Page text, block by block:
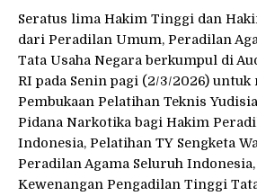
Seratus lima Hakim Tinggi dan
dari Peradilan Umum, Peradilan
Tata Usaha Negara berkumpul di
RI pada Senin pagi (2/3/2026)
Pembukaan Pelatihan Teknis
Pidana Narkotika bagi Hakim
Indonesia, Pelatihan TY Sengketa
Peradilan Agama Seluruh
Kewenangan Pengadilan Tinggi